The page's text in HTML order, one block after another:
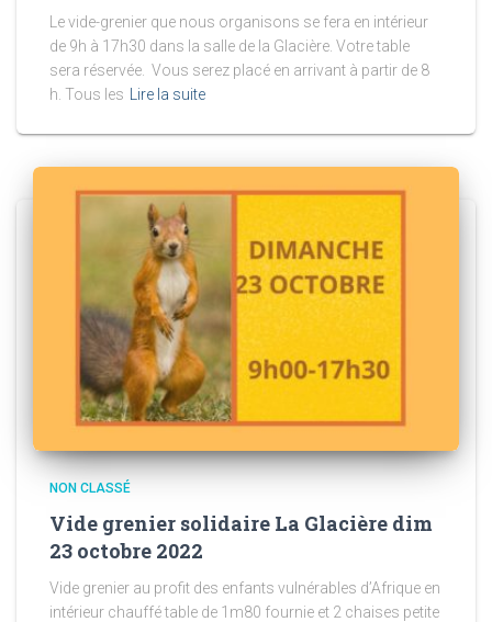
Le vide-grenier que nous organisons se fera en intérieur
de 9h à 17h30 dans la salle de la Glacière. Votre table
sera réservée. Vous serez placé en arrivant à partir de 8
h. Tous les
Lire la suite
NON CLASSÉ
Vide grenier solidaire La Glacière dim
23 octobre 2022
Vide grenier au profit des enfants vulnérables d’Afrique en
intérieur chauffé table de 1m80 fournie et 2 chaises petite